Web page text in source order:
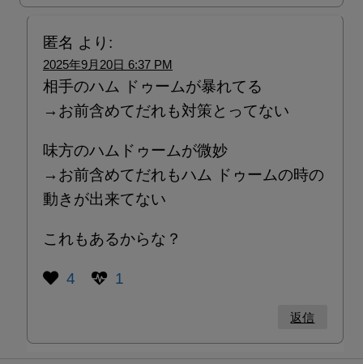
匿名 より:
2025年9月20日 6:37 PM
相手のハム ドゥームが暴れてる
→お前含めてだれも対策とってない
味方のハムドゥームが微妙
→お前含めてだれもハム ドゥームの時の
動きが出来てない
これもあるからな？
4 1
返信